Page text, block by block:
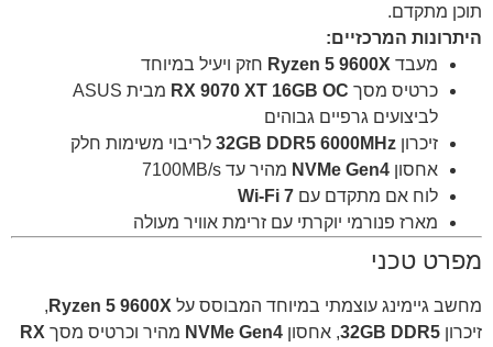
תוכן מתקדם.
היתרונות המרכזיים:
מעבד Ryzen 5 9600X חזק ויעיל במיוחד
כרטיס מסך RX 9070 XT 16GB OC
מבית ASUS
לביצועים גרפיים גבוהים
זיכרון 32GB DDR5 6000MHz לריבוי משימות חלק
אחסון NVMe Gen4 מהיר עד 7100MB/s
לוח אם מתקדם עם Wi-Fi 7
מארז פנורמי יוקרתי עם זרימת אוויר מעולה
מפרט טכני
מחשב גיימינג עוצמתי במיוחד המבוסס על Ryzen 5 9600X
,
זיכרון 32GB DDR5, אחסון NVMe Gen4 מהיר וכרטיס מסך RX